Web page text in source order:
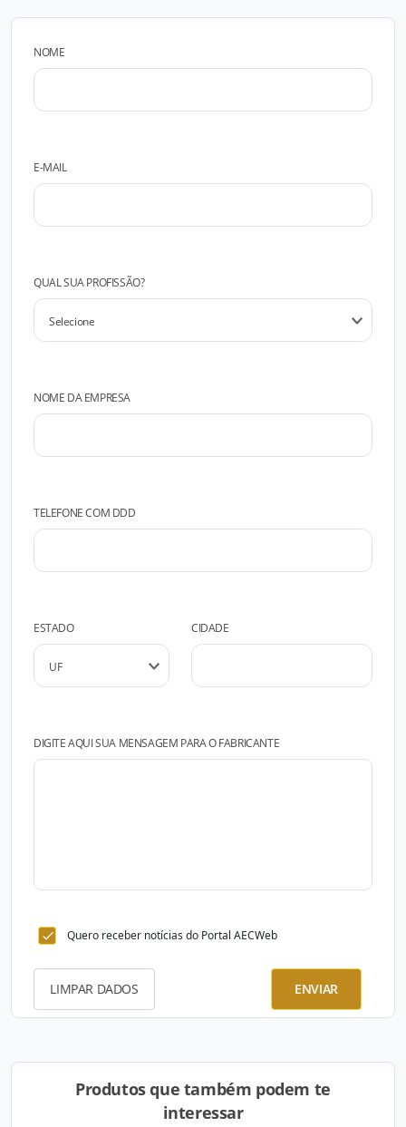
NOME
E-MAIL
QUAL SUA PROFISSÃO?
NOME DA EMPRESA
TELEFONE COM DDD
ESTADO CIDADE
DIGITE AQUI SUA MENSAGEM PARA O FABRICANTE
Quero receber notícias do Portal AECWeb
LIMPAR DADOS ENVIAR
Produtos que também podem te
interessar